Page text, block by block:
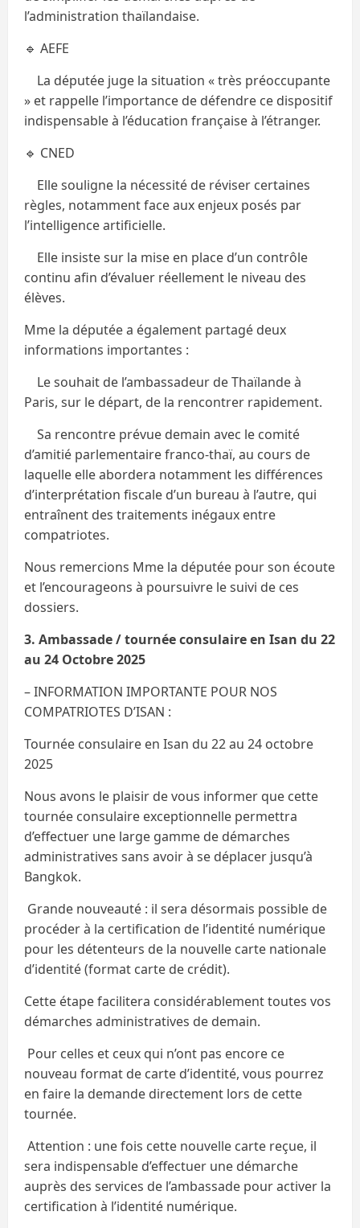
l’administration thaïlandaise.
🔹 AEFE
La députée juge la situation « très préoccupante
» et rappelle l’importance de défendre ce dispositif
indispensable à l’éducation française à l’étranger.
🔹 CNED
Elle souligne la nécessité de réviser certaines
règles, notamment face aux enjeux posés par
l’intelligence artificielle.
Elle insiste sur la mise en place d’un contrôle
continu afin d’évaluer réellement le niveau des
élèves.
Mme la députée a également partagé deux
informations importantes :
Le souhait de l’ambassadeur de Thaïlande à
Paris, sur le départ, de la rencontrer rapidement.
Sa rencontre prévue demain avec le comité
d’amitié parlementaire franco-thaï, au cours de
laquelle elle abordera notamment les différences
d’interprétation fiscale d’un bureau à l’autre, qui
entraînent des traitements inégaux entre
compatriotes.
Nous remercions Mme la députée pour son écoute
et l’encourageons à poursuivre le suivi de ces
dossiers.
3. Ambassade / tournée consulaire en Isan du 22
au 24 Octobre 2025
– INFORMATION IMPORTANTE POUR NOS
COMPATRIOTES D’ISAN :
Tournée consulaire en Isan du 22 au 24 octobre
2025
Nous avons le plaisir de vous informer que cette
tournée consulaire exceptionnelle permettra
d’effectuer une large gamme de démarches
administratives sans avoir à se déplacer jusqu’à
Bangkok.
Grande nouveauté : il sera désormais possible de
procéder à la certification de l’identité numérique
pour les détenteurs de la nouvelle carte nationale
d’identité (format carte de crédit).
Cette étape facilitera considérablement toutes vos
démarches administratives de demain.
Pour celles et ceux qui n’ont pas encore ce
nouveau format de carte d’identité, vous pourrez
en faire la demande directement lors de cette
tournée.
Attention : une fois cette nouvelle carte reçue, il
sera indispensable d’effectuer une démarche
auprès des services de l’ambassade pour activer la
certification à l’identité numérique.